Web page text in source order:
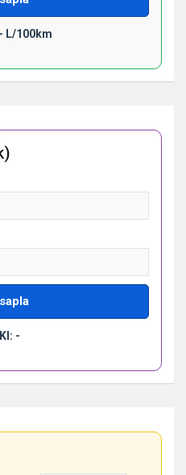
L/100km
-